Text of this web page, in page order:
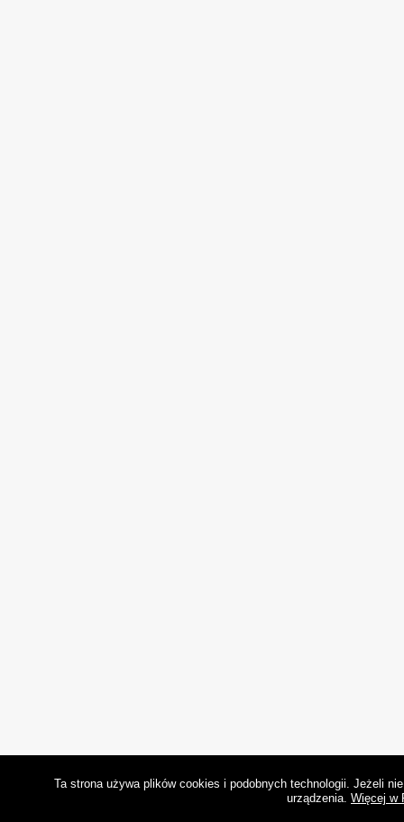
Ta strona używa plików cookies i podobnych technologii. Jeżeli
urządzenia. Więcej w